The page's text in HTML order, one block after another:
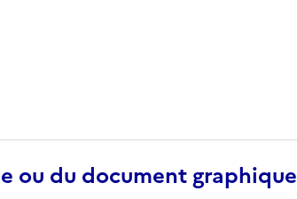
ou du document graphique